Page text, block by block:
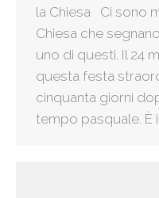
la Chiesa Ci sono
Chiesa che
uno di questi. Il 24
questa festa
cinquanta giorni
tempo pasquale. È